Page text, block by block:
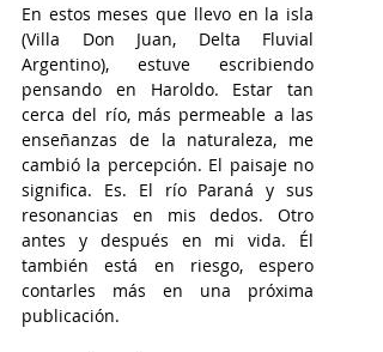
En estos meses que llevo en la isla
(Villa Don Juan, Delta Fluvial
Argentino), estuve escribiendo
pensando en Haroldo. Estar tan
cerca del río, más permeable a las
enseñanzas de la naturaleza, me
cambió la percepción. El paisaje no
significa. Es. El río Paraná y sus
resonancias en mis dedos. Otro
antes y después en mi vida. Él
también está en riesgo, espero
contarles más en una próxima
publicación.